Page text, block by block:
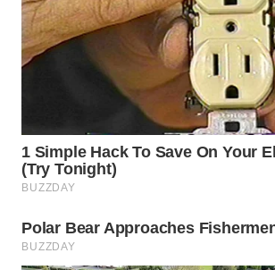
WN
NATUNA
WN
MANDALIKA
WN
LIKUPANG